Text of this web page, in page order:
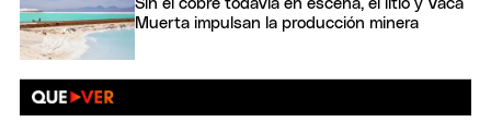
Sin el cobre todavía en escena, el litio y Vaca
Muerta impulsan la producción minera